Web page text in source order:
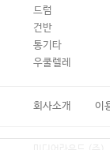
드럼
건반
통기타
우쿨렐레
회사소개 이